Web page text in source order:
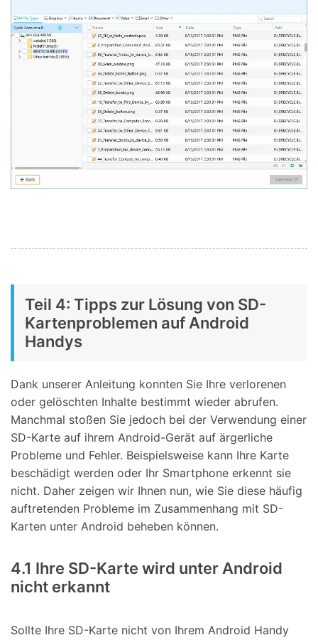
Teil 4: Tipps zur Lösung von SD-
Kartenproblemen auf Android
Handys
Dank unserer Anleitung konnten Sie Ihre verlorenen
oder gelöschten Inhalte bestimmt wieder abrufen.
Manchmal stoßen Sie jedoch bei der Verwendung einer
SD-Karte auf ihrem Android-Gerät auf ärgerliche
Probleme und Fehler. Beispielsweise kann Ihre Karte
beschädigt werden oder Ihr Smartphone erkennt sie
nicht. Daher zeigen wir Ihnen nun, wie Sie diese häufig
auftretenden Probleme im Zusammenhang mit SD-
Karten unter Android beheben können.
4.1 Ihre SD-Karte wird unter Android
nicht erkannt
Sollte Ihre SD-Karte nicht von Ihrem Android Handy